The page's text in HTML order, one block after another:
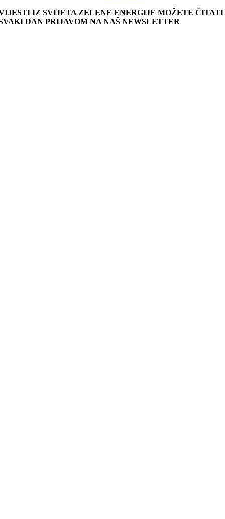
IZ SVIJETA ZELENE ENERGIJE MOŽETE ČITATI
DAN PRIJAVOM NA NAŠ NEWSLETTER